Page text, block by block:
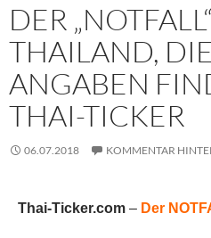
DER
THAILAND,
ANGABEN
THAI-TICKER
06.07.2018 KOMMENTAR
Thai-Ticker.com – Der